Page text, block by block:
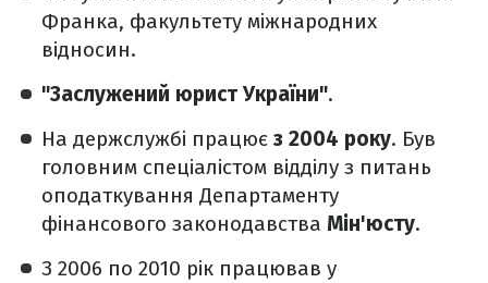
Франка, факультету міжнародних
відносин.
"Заслужений юрист України".
На держслужбі працює з 2004 року. Був
головним спеціалістом відділу з питань
оподаткування Департаменту
фінансового законодавства Мін'юсту.
З 2006 по 2010 рік працював у